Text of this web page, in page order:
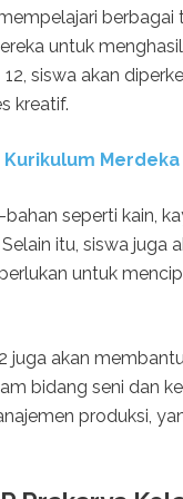
untuk
siswa akan
kreatif.
Merdeka
seperti kain,
itu, siswa juga
untuk
juga akan
bidang seni dan
produksi,